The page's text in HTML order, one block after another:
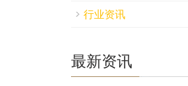
行业资讯
最新资讯